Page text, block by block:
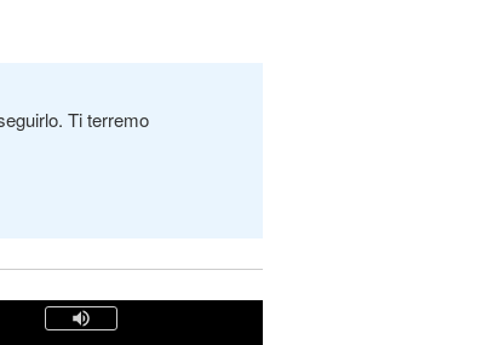
Ti terremo